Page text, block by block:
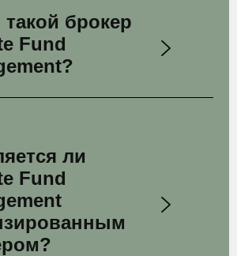
такой брокер
Fund
ли
Fund